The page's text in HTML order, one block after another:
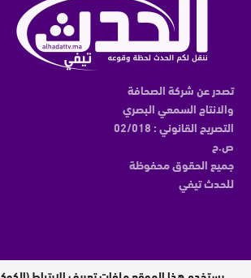
تصدر عن شركة الصحافة
والانتاج السمعي البصري
التصريح القانوني : 02/018
ص.ح
جميع الحقوق محفوظة
للحدث تيفي